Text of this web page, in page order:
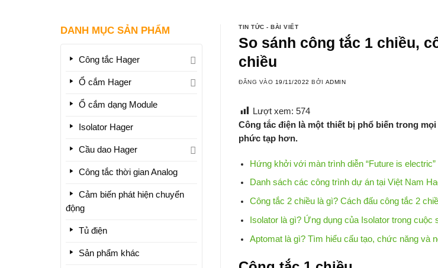
DANH MỤC SẢN PHẨM
Công tắc Hager
Ổ cắm Hager
Ổ cắm dạng Module
Isolator Hager
Cầu dao Hager
Công tắc thời gian Analog
Cảm biến phát hiện chuyển
động
Tủ điện
Sản phẩm khác
TIN TỨC - BÀI VIẾT
So sánh công tắc 1 chiều,
chiều
ĐĂNG VÀO 19/11/2022 BỞI ADMIN
Lượt xem: 574
Công tắc điện là một thiết bị phổ biến trong
phức tạp hơn.
Hứng khởi với màn trình diễn “Future is
Danh sách các công trình dự án tại Việt Nam
Công tắc 2 chiều là gì? Cách đấu công tắc 2
Isolator là gì? Ứng dụng của Isolator trong cuộc
Aptomat là gì? Tìm hiểu cấu tạo, chức năng và